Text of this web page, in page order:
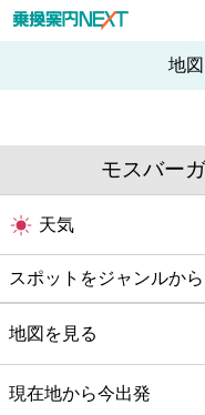
地
モスバー
天気
スポットをジャンルか
グルメ
映画
地図を見る
現在地から今出発